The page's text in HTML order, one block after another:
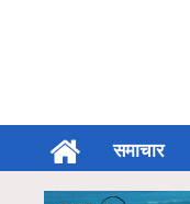
समाचार